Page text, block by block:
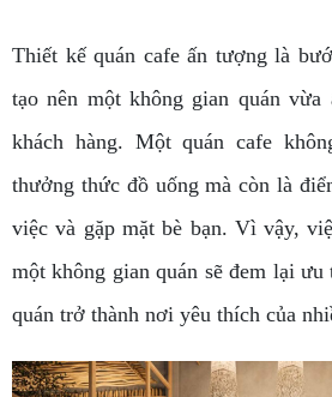
Thiết kế quán cafe ấn tượng là
tạo nên một không gian quán
khách hàng. Một quán cafe
thưởng thức đồ uống mà còn là
việc và gặp mặt bè bạn. Vì vậy,
một không gian quán sẽ đem lại ưu
quán trở thành nơi yêu thích của